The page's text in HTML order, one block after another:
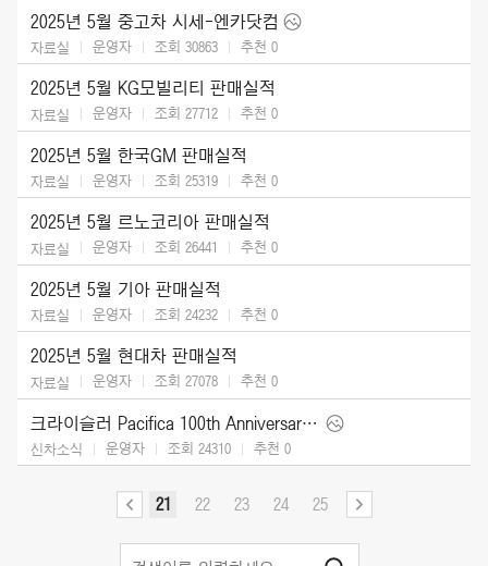
2025년 5월 중고차 시세-엔카닷컴
자료실 운영자 조회 30863 추천 0
2025년 5월 KG모빌리티 판매실적
자료실 운영자 조회 27712 추천 0
2025년 5월 한국GM 판매실적
자료실 운영자 조회 25319 추천 0
2025년 5월 르노코리아 판매실적
자료실 운영자 조회 26441 추천 0
2025년 5월 기아 판매실적
자료실 운영자 조회 24232 추천 0
2025년 5월 현대차 판매실적
자료실 운영자 조회 27078 추천 0
크라이슬러 Pacifica 100th Anniversary Edition (2026)
신차소식 운영자 조회 24310 추천 0
21 22 23 24 25